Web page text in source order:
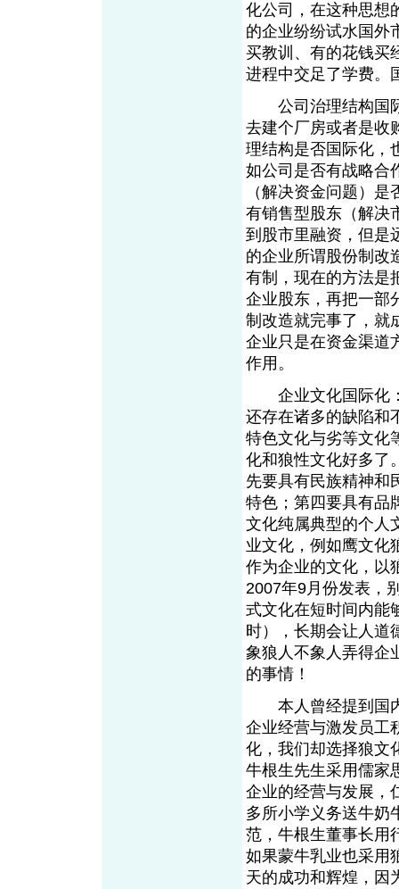
化公司，在这种思想
的企业纷纷试水国外
买教训、有的花钱买
进程中交足了学费。
公司治理结构国际
去建个厂房或者是收
理结构是否国际化，
如公司是否有战略合
（解决资金问题）
有销售型股东（解决
到股市里融资，但是
的企业所谓股份制改
有制，现在的方法是
企业股东，再把一部
制改造就完事了，就
企业只是在资金渠道
作用。
企业文化国际化：
还存在诸多的缺陷和
特色文化与劣等文化
化和狼性文化好多了
先要具有民族精神和
特色；第四要具有品
文化纯属典型的个人
业文化，例如鹰文化
作为企业的文化，以
2007年9月份发表，
式文化在短时间内能
时），长期会让人道
象狼人不象人弄得企
的事情！
本人曾经提到国内
企业经营与激发员工
化，我们却选择狼文
牛根生先生采用儒家
企业的经营与发展，
多所小学义务送牛奶
范，牛根生董事长用
如果蒙牛乳业也采用
天的成功和辉煌，因